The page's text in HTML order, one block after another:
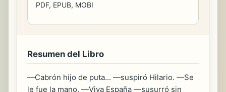
PDF, EPUB, MOBI
Resumen del Libro
—Cabrón hijo de puta... —suspiró Hilario. —Se
le fue la mano. —Viva España —susurró sin